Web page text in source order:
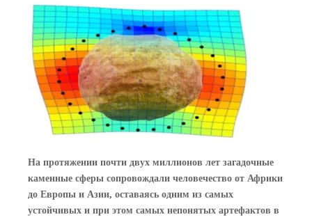
На протяжении почти двух миллионов лет загадочные
каменные сферы сопровождали человечество от Африки
до Европы и Азии, оставаясь одним из самых
устойчивых и при этом самых непонятых артефактов в